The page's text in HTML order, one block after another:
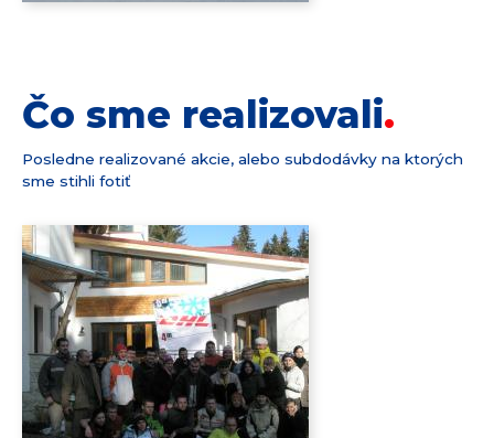
Čo sme realizovali
Posledne realizované akcie, alebo subdodávky na ktorých
sme stihli fotiť